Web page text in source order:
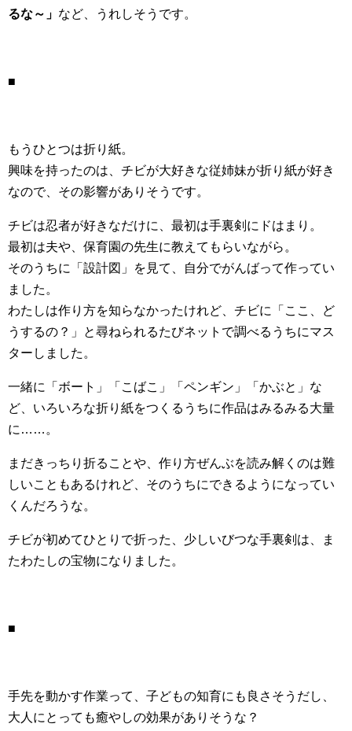
るな～」 など、うれしそうです。
■
もうひとつは折り紙。
興味を持ったのは、チビが大好きな従姉妹が折り紙が好き
なので、その影響がありそうです。
チビは忍者が好きなだけに、最初は手裏剣にドはまり。
最初は夫や、保育園の先生に教えてもらいながら。
そのうちに「設計図」を見て、自分でがんばって作ってい
ました。
わたしは作り方を知らなかったけれど、チビに「ここ、ど
うするの？」と尋ねられるたびネットで調べるうちにマス
ターしました。
一緒に「ボート」「こばこ」「ペンギン」「かぶと」な
ど、いろいろな折り紙をつくるうちに作品はみるみる大量
に……。
まだきっちり折ることや、作り方ぜんぶを読み解くのは難
しいこともあるけれど、そのうちにできるようになってい
くんだろうな。
チビが初めてひとりで折った、少しいびつな手裏剣は、ま
たわたしの宝物になりました。
■
手先を動かす作業って、子どもの知育にも良さそうだし、
大人にとっても癒やしの効果がありそうな？